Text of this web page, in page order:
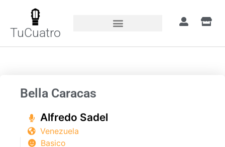
TuCuatro
Bella Caracas
Alfredo Sadel
Venezuela
Basico